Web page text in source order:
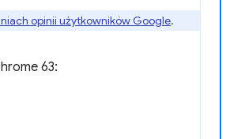
opinii użytkowników Google.
63: